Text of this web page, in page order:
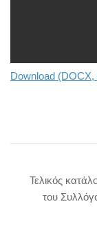
Download (DOCX,
Τελικός
του